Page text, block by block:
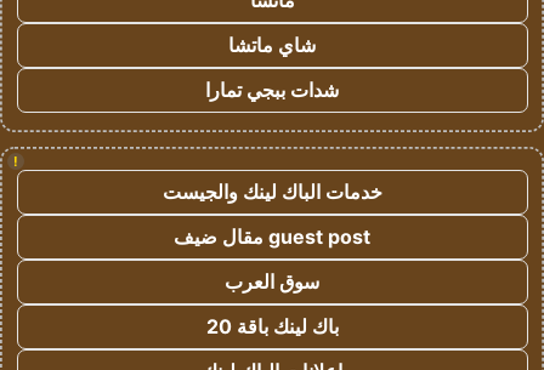
شاي ماتشا
شدات ببجي تمارا
!
خدمات الباك لينك والجيست
guest post مقال ضيف
سوق العرب
باك لينك باقة 20